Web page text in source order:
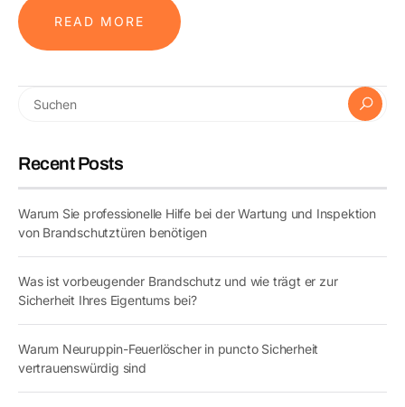
READ MORE
Recent Posts
Warum Sie professionelle Hilfe bei der Wartung und Inspektion
von Brandschutztüren benötigen
Was ist vorbeugender Brandschutz und wie trägt er zur
Sicherheit Ihres Eigentums bei?
Warum Neuruppin-Feuerlöscher in puncto Sicherheit
vertrauenswürdig sind